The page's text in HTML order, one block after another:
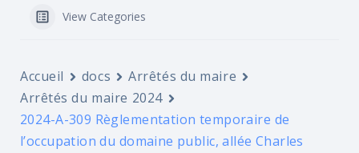
View Categories
Accueil docs
Arrêtés du maire
Arrêtés du maire 2024
2024-A-309 Règlementation temporaire de
l’occupation du domaine public, allée Charles